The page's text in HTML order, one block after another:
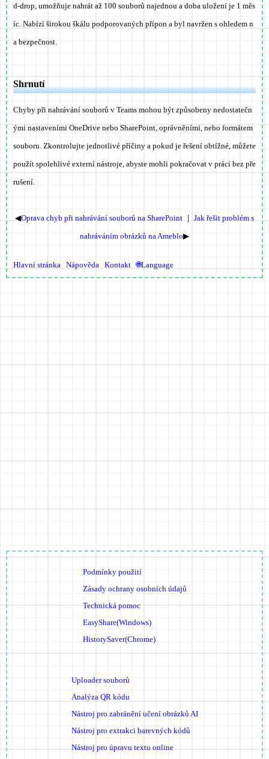
d-drop, umožňuje nahrát až 100 souborů najednou a doba uložení je 1 měs
íc. Nabízí širokou škálu podporovaných přípon a byl navržen s ohledem n
a bezpečnost.
Shrnutí
Chyby při nahrávání souborů v Teams mohou být způsobeny nedostatečn
ými nastaveními OneDrive nebo SharePoint, oprávněními, nebo formátem
souboru. Zkontrolujte jednotlivé příčiny a pokud je řešení obtížné, můžete
použít spolehlivé externí nástroje, abyste mohli pokračovat v práci bez pře
rušení.
◀Oprava chyb při nahrávání souborů na SharePoint ｜ Jak řešit problém s
nahráváním obrázků na Ameblo▶
Hlavní stránka Nápověda Kontakt 🌐Language
Podmínky použití
Zásady ochrany osobních údajů
Technická pomoc
EasyShare(Windows)
HistorySaver(Chrome)
Uploader souborů
Analýza QR kódu
Nástroj pro zabránění učení obrázků AI
Nástroj pro extrakci barevných kódů
Nástroj pro úpravu textu online